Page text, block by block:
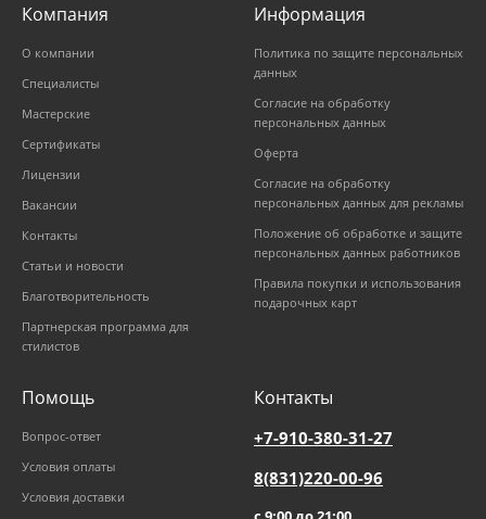
Компания
О компании
Специалисты
Мастерские
Сертификаты
Лицензии
Вакансии
Контакты
Статьи и новости
Благотворительность
Партнерская программа для
стилистов
Информация
Политика по защите персональных
данных
Согласие на обработку
персональных данных
Оферта
Согласие на обработку
персональных данных для рекламы
Положение об обработке и защите
персональных данных работников
Правила покупки и использования
подарочных карт
Помощь
Вопрос-ответ
Условия оплаты
Условия доставки
Контакты
+7-910-380-31-27
8(831)220-00-96